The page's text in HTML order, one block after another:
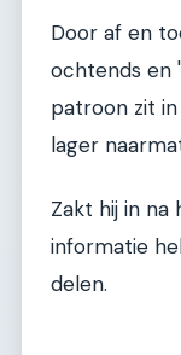
Door af en
ochtends en
patroon zit
lager
Zakt hij in na
informatie
delen.